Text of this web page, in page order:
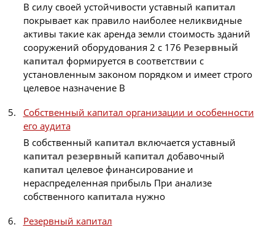
В силу своей устойчивости уставный капитал
покрывает как правило наиболее неликвидные
активы такие как аренда земли стоимость зданий
сооружений оборудования 2 с 176 Резервный
капитал формируется в соответствии с
установленным законом порядком и имеет строго
целевое назначение В
Собственный капитал организации и особенности
его аудита
В собственный капитал включается уставный
капитал резервный капитал добавочный
капитал целевое финансирование и
нераспределенная прибыль При анализе
собственного капитала нужно
Резервный капитал